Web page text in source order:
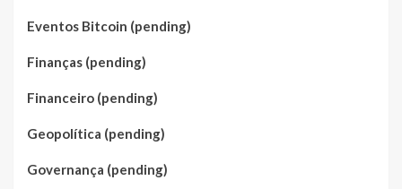
Eventos Bitcoin (pending)
Finanças (pending)
Financeiro (pending)
Geopolítica (pending)
Governança (pending)